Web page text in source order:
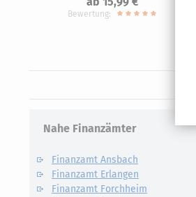
Bewertung:
Nahe Finanzämter
Finanzamt Ansbach
Finanzamt Erlangen
Finanzamt Forchheim